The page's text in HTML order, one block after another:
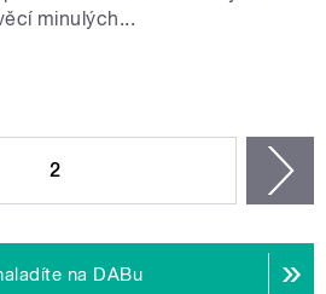
minulých...
2
na DABu